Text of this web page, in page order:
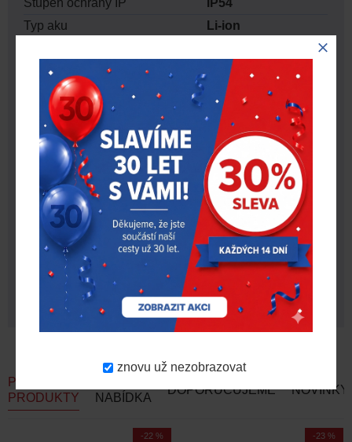
znovu už nezobrazovat
Stupeň ochrany IP
IP54
Typ aku
Li-ion
Vybavení
Spony pro
ochranné přilby
Systém
REDLITHIUM™
USB
KE STAŽENÍ
Název souboru Stáhnout
Produktový list Milwaukee L4 HL - led
svítilna
Milwaukee news – březen 2026 až
červenec 2026
PODOBNÉ
PRODUKTY
NABÍDKA
DOPORUČUJEME NOVINKY
-22 % -23 %